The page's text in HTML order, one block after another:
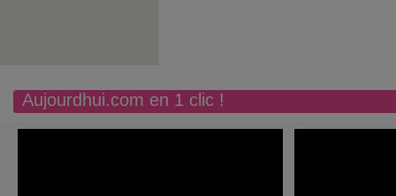
Aujourdhui.com en 1 clic !